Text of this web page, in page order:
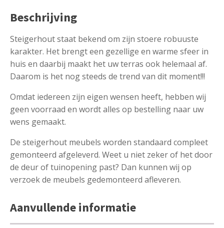
Beschrijving
Steigerhout staat bekend om zijn stoere robuuste
karakter. Het brengt een gezellige en warme sfeer in
huis en daarbij maakt het uw terras ook helemaal af.
Daarom is het nog steeds de trend van dit moment!!!
Omdat iedereen zijn eigen wensen heeft, hebben wij
geen voorraad en wordt alles op bestelling naar uw
wens gemaakt.
De steigerhout meubels worden standaard compleet
gemonteerd afgeleverd. Weet u niet zeker of het door
de deur of tuinopening past? Dan kunnen wij op
verzoek de meubels gedemonteerd afleveren.
Aanvullende informatie